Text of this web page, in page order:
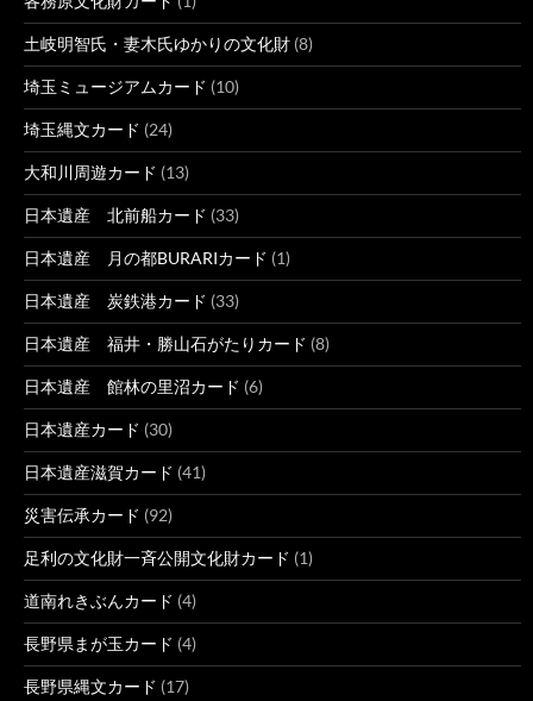
土岐明智氏・妻木氏ゆかりの文化財 (8)
埼玉ミュージアムカード (10)
埼玉縄文カード (24)
大和川周遊カード (13)
日本遺産 北前船カード (33)
日本遺産 月の都BURARIカード (1)
日本遺産 炭鉄港カード (33)
日本遺産 福井・勝山石がたりカード (8)
日本遺産 館林の里沼カード (6)
日本遺産カード (30)
日本遺産滋賀カード (41)
災害伝承カード (92)
足利の文化財一斉公開文化財カード (1)
道南れきぶんカード (4)
長野県まが玉カード (4)
長野県縄文カード (17)